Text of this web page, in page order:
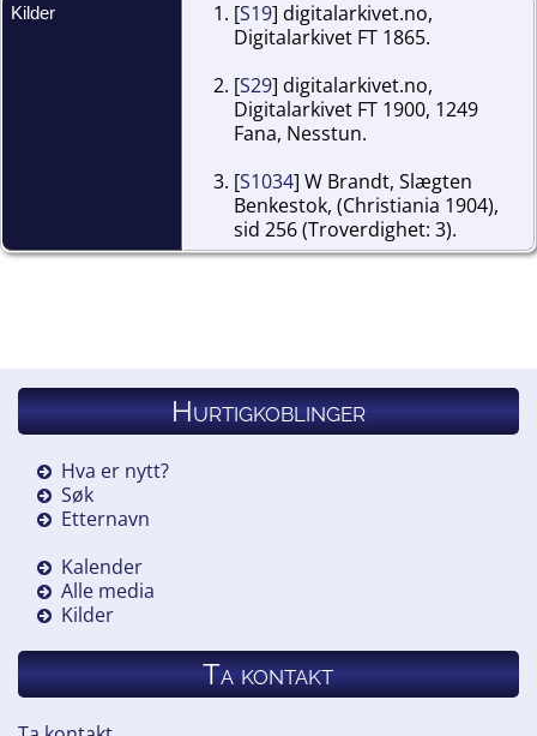
Kilder [S19] digitalarkivet.no,
Digitalarkivet FT 1865.
[S29] digitalarkivet.no,
Digitalarkivet FT 1900, 1249
Fana, Nesstun.
[S1034] W Brandt, Slægten
Benkestok, (Christiania 1904),
sid 256 (Troverdighet: 3).
Digitalarkivet FT 1910.
Hurtigkoblinger
Hva er nytt?
Søk
Etternavn
Kalender
Alle media
Kilder
Ta kontakt